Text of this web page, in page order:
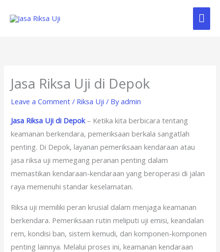
Jasa Riksa Uji di Depok
Leave a Comment / Riksa Uji / Byadmin
Jasa Riksa Uji di Depok– Ketika kita berbicara tentang
keamanan berkendara, pemeriksaan berkala sangatlah
penting. Di Depok, layanan pemeriksaan kendaraan atau
jasa riksa uji memegang peranan penting dalam
memastikan kendaraan-kendaraan yang beroperasi di jalan
raya memenuhi standar keselamatan.
Riksa uji memiliki peran krusial dalam menjaga keamanan
berkendara. Pemeriksaan rutin meliputi uji emisi, keandalan
rem, kondisi ban, sistem kemudi, dan komponen-komponen
penting lainnya. Melalui proses ini, keamanan kendaraan